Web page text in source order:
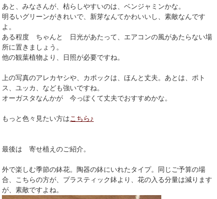
あと、みなさんが、枯らしやすいのは、ベンジャミンかな。
明るいグリーンがきれいで、新芽なんてかわいいし、素敵なんです
よ。
ある程度 ちゃんと 日光があたって、エアコンの風があたらない場
所に置きましょう。
他の観葉植物より、日照が必要ですね。
上の写真のアレカヤシや、カポックは、ほんと丈夫。あとは、ポト
ス、ユッカ、なども強いですね。
オーガスタなんかが 今っぽくて丈夫でおすすめかな。
もっと色々見たい方はこちら♪
最後は 寄せ植えのご紹介。
外で楽しむ季節の鉢花。陶器の鉢にいれたタイプ。同じご予算の場
合、こちらの方が、プラスティック鉢より、花の入る分量は減ります
が、素敵ですよね。